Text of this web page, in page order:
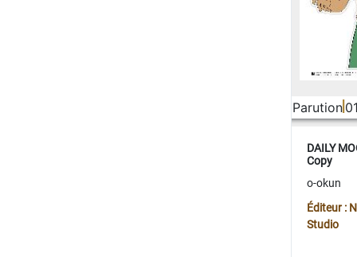
Parution
DAILY
Copy
o-okun
Éditeur :
Studio